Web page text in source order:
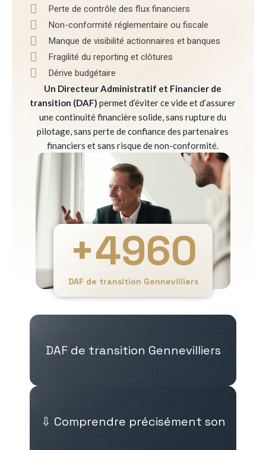
Perte de contrôle des flux financiers
Non-conformité réglementaire ou fiscale
Manque de visibilité actionnaires et banques
Fragilité du reporting et clôtures
Dérive budgétaire
Un Directeur Administratif et Financier de
transition (DAF) permet d’éviter ce vide et d’assurer
une continuité financière solide, sans rupture du
pilotage, sans perte de confiance des partenaires
financiers et sans risque de non-conformité.
DAF de transition Gennevilliers
+4960
DAF de transition Gennevilliers
⇩ Comprendre précisément son